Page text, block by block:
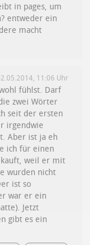
in pages, um
entweder ein
macht
11:06 Uhr
fühlst. Darf
zwei Wörter
seit der ersten
irgendwie
Aber ist ja eh
ich für einen
weil er mit
wurden nicht
ist so
war er ein
Jetzt
gibt es ein